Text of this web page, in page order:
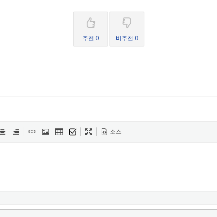
추천 0 비추천 0
소스